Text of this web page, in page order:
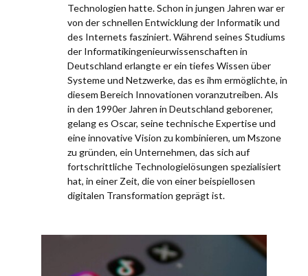
Technologien hatte. Schon in jungen Jahren war er
von der schnellen Entwicklung der Informatik und
des Internets fasziniert. Während seines Studiums
der Informatikingenieurwissenschaften in
Deutschland erlangte er ein tiefes Wissen über
Systeme und Netzwerke, das es ihm ermöglichte, in
diesem Bereich Innovationen voranzutreiben. Als
in den 1990er Jahren in Deutschland geborener,
gelang es Oscar, seine technische Expertise und
eine innovative Vision zu kombinieren, um Mszone
zu gründen, ein Unternehmen, das sich auf
fortschrittliche Technologielösungen spezialisiert
hat, in einer Zeit, die von einer beispiellosen
digitalen Transformation geprägt ist.